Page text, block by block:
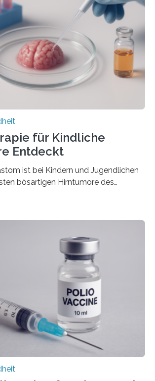
durch eine Verringerung der
des oxidativen Stresses
reduzieren lassen. Würzburg. Die
(HCM) ist die häufigste
Herzerkrankung. Sie führt dazu, dass
verdickt, der Herzmuskel zu
für Kindliche
Entdeckt
ist bei Kindern und Jugendlichen
bösartigen Hirntumore des
mit heutigen Methoden geheilt
werden zielgerichtete Therapien, die
angreifen und normales
Forschende um Daniel Merk vom
klinische Hirnforschung am
Tübingen haben eine solche
Erbgut einer Untergruppe des
gefunden. Die Wilhelm Sander-
das Projekt…